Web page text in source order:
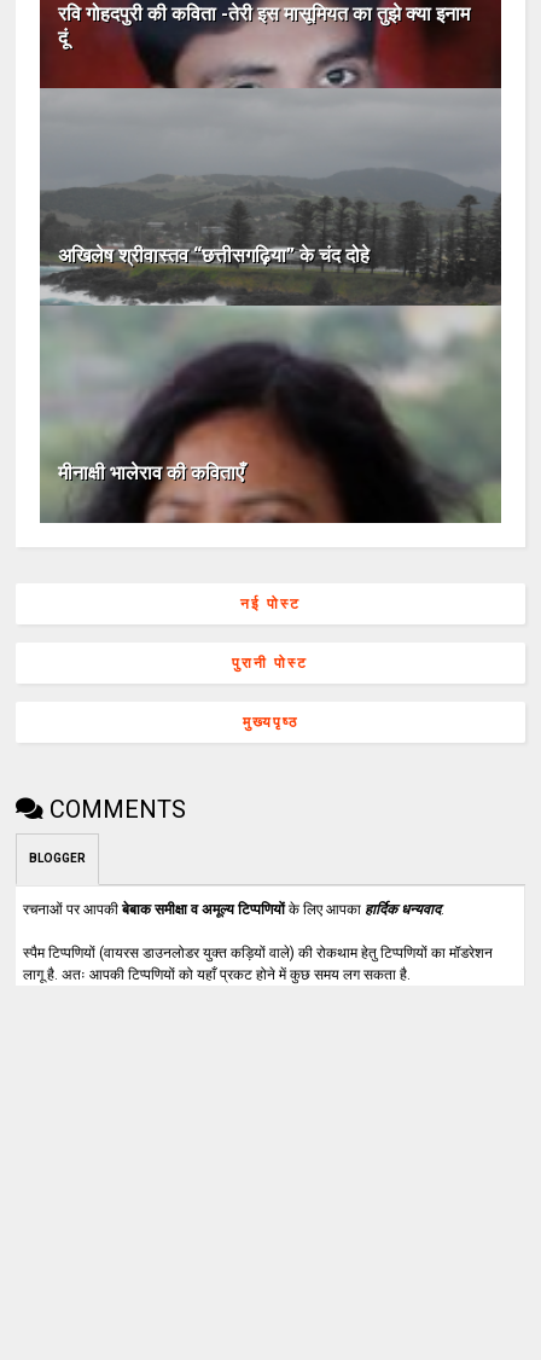
रवि गोहदपुरी की कविता -तेरी इस मासूमियत का तुझे क्‍या इनाम
दूं
अखिलेष श्रीवास्‍तव “छत्तीसगढ़़िया” के चंद दोहे
मीनाक्षी भालेराव की कविताएँ
नई पोस्ट
पुरानी पोस्ट
मुख्यपृष्ठ
COMMENTS
BLOGGER
रचनाओं पर आपकीबेबाक समीक्षा व अमूल्य टिप्पणियोंके लिए आपका हार्दिक धन्यवाद.
स्पैम टिप्पणियों (वायरस डाउनलोडर युक्त कड़ियों वाले) की रोकथाम हेतु टिप्पणियों का मॉडरेशन
लागू है. अतः आपकी टिप्पणियों को यहाँ प्रकट होने में कुछ समय लग सकता है.